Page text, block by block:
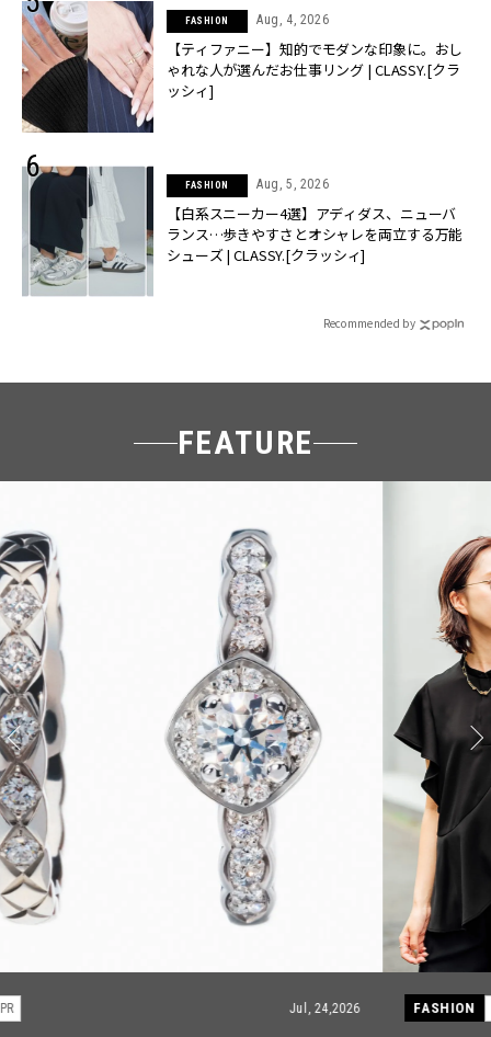
FASHION Aug, 4, 2026
【ティファニー】知的でモダンな印象に。おし
ゃれな人が選んだお仕事リング | CLASSY.[クラ
ッシィ]
FASHION Aug, 5, 2026
【白系スニーカー4選】アディダス、ニューバ
ランス…歩きやすさとオシャレを両立する万能
シューズ | CLASSY.[クラッシィ]
Recommended by
FEATURE
Jul, 15,2026